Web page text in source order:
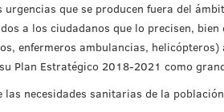
urgencias que se producen fuera del
a los ciudadanos que lo precisen,
enfermeros ambulancias, helicópteros)
Plan Estratégico 2018-2021 como
las necesidades sanitarias de la